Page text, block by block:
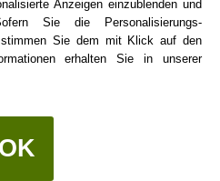
Anzeigen einzublenden und
Sie die Personalisierungs-
stimmen Sie dem mit Klick auf den
erhalten Sie in unserer
OK